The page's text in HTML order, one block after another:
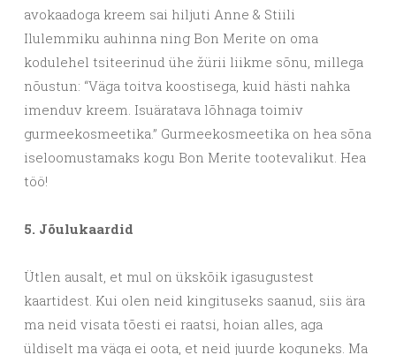
avokaadoga kreem sai hiljuti Anne & Stiili
Ilulemmiku auhinna ning Bon Merite on oma
kodulehel tsiteerinud ühe žürii liikme sõnu, millega
nõustun: “Väga toitva koostisega, kuid hästi nahka
imenduv kreem. Isuäratava lõhnaga toimiv
gurmeekosmeetika.” Gurmeekosmeetika on hea sõna
iseloomustamaks kogu Bon Merite tootevalikut. Hea
töö!
5. Jõulukaardid
Ütlen ausalt, et mul on ükskõik igasugustest
kaartidest. Kui olen neid kingituseks saanud, siis ära
ma neid visata tõesti ei raatsi, hoian alles, aga
üldiselt ma väga ei oota, et neid juurde koguneks. Ma